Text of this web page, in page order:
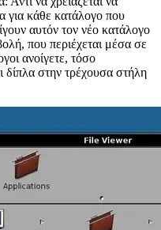
είναι πραγματικά απλή
Αντί να χρειάζεται να
για κάθε κατάλογο που
αυτόν τον νέο κατάλογο
που περιέχεται μέσα σε
δίπλα στην τρέχουσα στήλη